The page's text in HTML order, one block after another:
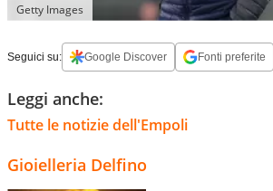
Getty Images
Seguici su: Google Discover Fonti preferite
Leggi anche:
Tutte le notizie dell'Empoli
Gioielleria Delfino